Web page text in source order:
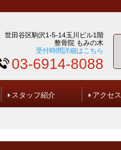
世田谷区駒沢1-5-14玉川ビル1階
整骨院 もみの木
受付時間詳細はこちら
03-6914-8088
スタッフ紹介 アクセス